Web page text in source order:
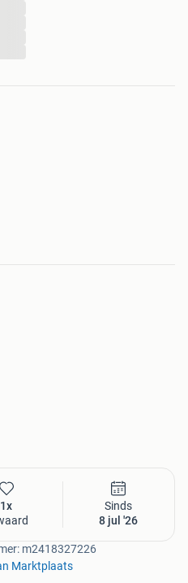
1x
Sinds
8 jul '26
m2418327226
Marktplaats